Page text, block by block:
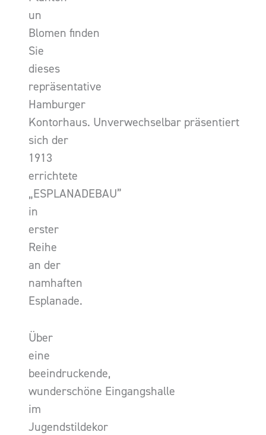
un
Blomen finden
Sie
dieses
repräsentative
Hamburger
Kontorhaus. Unverwechselbar präsentiert
sich der
1913
errichtete
„ESPLANADEBAU”
in
erster
Reihe
an der
namhaften
Esplanade.
Über
eine
beeindruckende,
wunderschöne Eingangshalle
im
Jugendstildekor